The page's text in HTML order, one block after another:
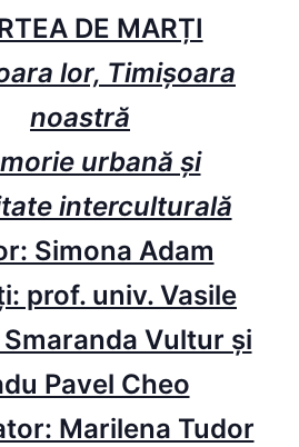
DE MARȚI
lor, Timişoara
noastră
urbană şi
interculturală
Simona Adam
prof. univ. Vasile
Smaranda Vultur și
Pavel Cheo
Marilena Tudor